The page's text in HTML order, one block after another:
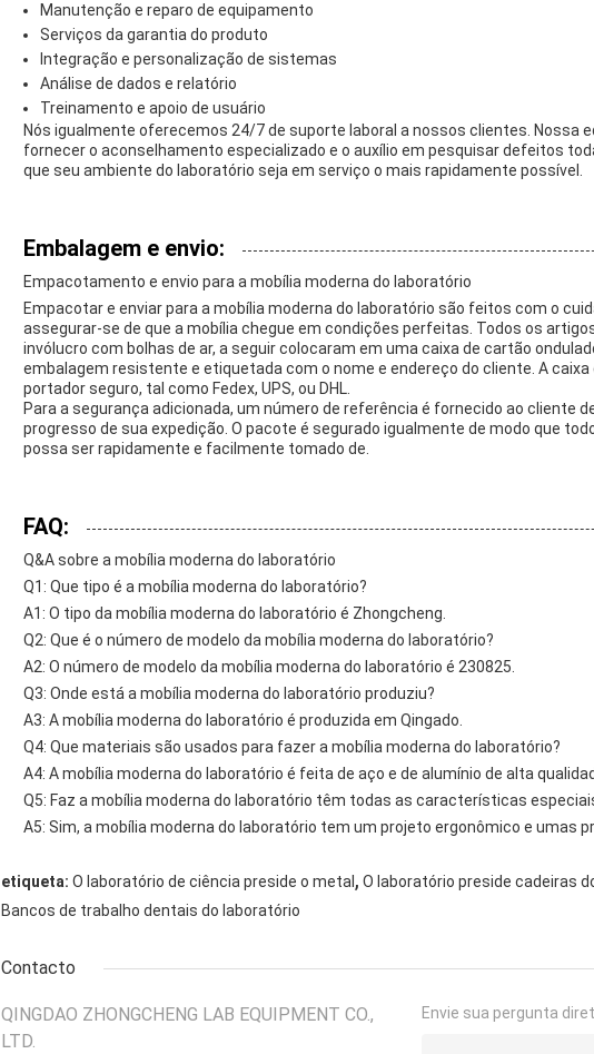
Manutenção e reparo de equipamento
Serviços da garantia do produto
Integração e personalização de sistemas
Análise de dados e relatório
Treinamento e apoio de usuário
Nós igualmente oferecemos 24/7 de suporte laboral a nossos clientes. Nossa
fornecer o aconselhamento especializado e o auxílio em pesquisar defeitos
que seu ambiente do laboratório seja em serviço o mais rapidamente possível.
Embalagem e envio:
Empacotamento e envio para a mobília moderna do laboratório
Empacotar e enviar para a mobília moderna do laboratório são feitos com o
assegurar-se de que a mobília chegue em condições perfeitas. Todos os
invólucro com bolhas de ar, a seguir colocaram em uma caixa de cartão
embalagem resistente e etiquetada com o nome e endereço do cliente. A
portador seguro, tal como Fedex, UPS, ou DHL.
Para a segurança adicionada, um número de referência é fornecido ao cliente
progresso de sua expedição. O pacote é segurado igualmente de modo que
possa ser rapidamente e facilmente tomado de.
FAQ:
Q&A sobre a mobília moderna do laboratório
Q1: Que tipo é a mobília moderna do laboratório?
A1: O tipo da mobília moderna do laboratório é Zhongcheng.
Q2: Que é o número de modelo da mobília moderna do laboratório?
A2: O número de modelo da mobília moderna do laboratório é 230825.
Q3: Onde está a mobília moderna do laboratório produziu?
A3: A mobília moderna do laboratório é produzida em Qingado.
Q4: Que materiais são usados para fazer a mobília moderna do laboratório?
A4: A mobília moderna do laboratório é feita de aço e de alumínio de alta
Q5: Faz a mobília moderna do laboratório têm todas as características
A5: Sim, a mobília moderna do laboratório tem um projeto ergonômico e umas
etiqueta: O laboratório de ciência preside o metal , O laboratório preside cadeiras
Bancos de trabalho dentais do laboratório
Contacto
QINGDAO ZHONGCHENG LAB EQUIPMENT CO.,
LTD.
Envie sua pergunta